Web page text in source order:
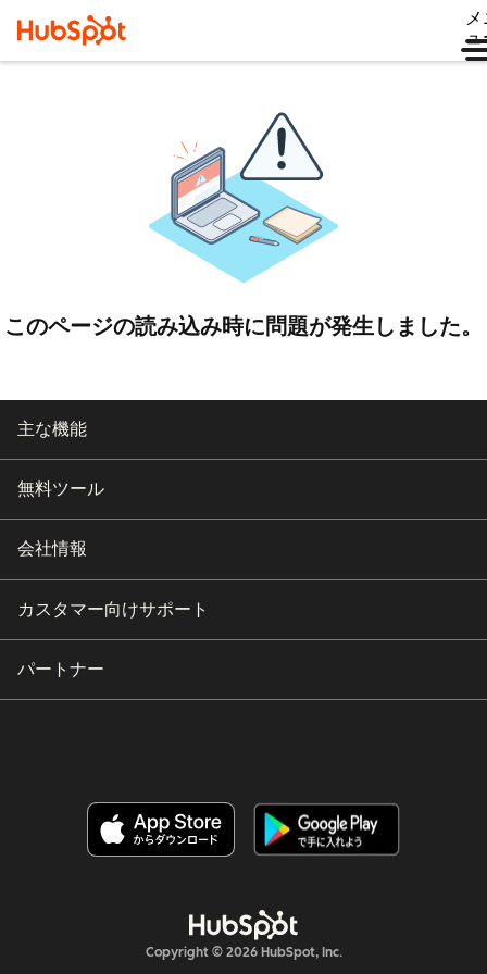
ュ
このページの読み込み時に問題が発生しました。
主な機能
無料ツール
会社情報
カスタマー向けサポート
パートナー
Copyright © 2026 HubSpot, Inc.